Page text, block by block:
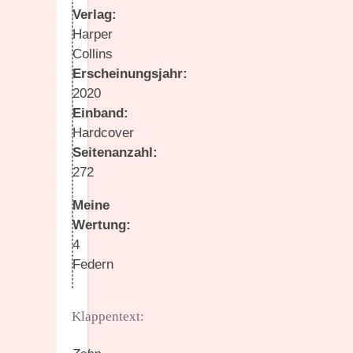
Verlag:
Harper
Collins
Erscheinungsjahr:
2020
Einband:
Hardcover
Seitenanzahl:
272
Meine
Wertung:
4
Federn
Klappentext: